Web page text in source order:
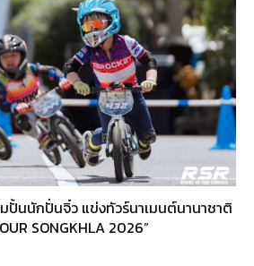
ปั้นนักปั่นจิ๋ว แข่งทัวร์นาเมนต์นานาชาติ
SONGKHLA 2026”